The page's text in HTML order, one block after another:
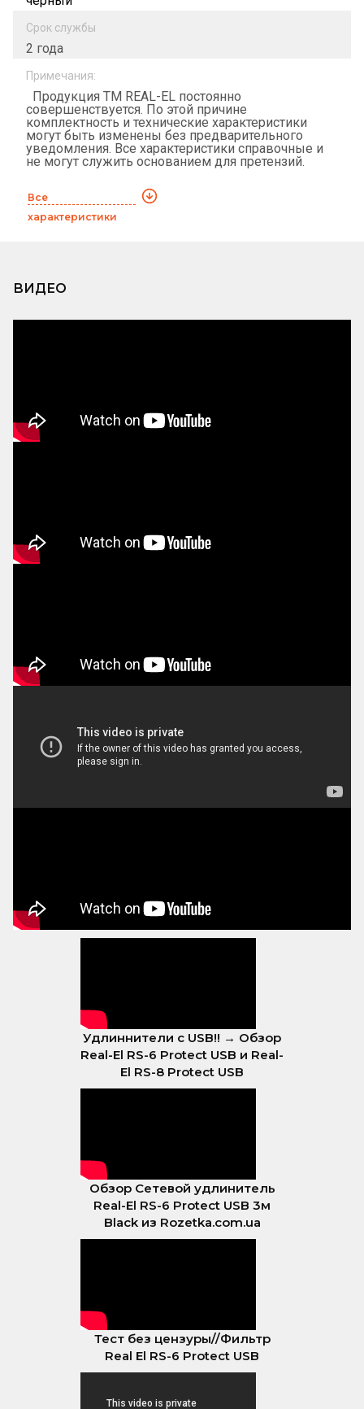
Срок службы
2 года
Примечания:
Продукция ТМ REAL-EL постоянно
совершенствуется. По этой причине
комплектность и технические характеристики
могут быть изменены без предварительного
уведомления. Все характеристики справочные и
не могут служить основанием для претензий.
Все
характеристики
ВИДЕО
Удлиннители с USB!! → Обзор
Real-El RS-6 Protect USB и Real-
El RS-8 Protect USB
Обзор Сетевой удлинитель
Real-El RS-6 Protect USB 3м
Black из Rozetka.com.ua
Тест без цензуры//Фильтр
Real El RS-6 Protect USB